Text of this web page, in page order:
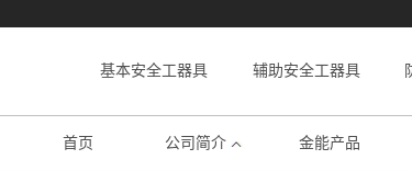
基本安全工器具 辅助安全工器具
首页 公司简介 金能产品